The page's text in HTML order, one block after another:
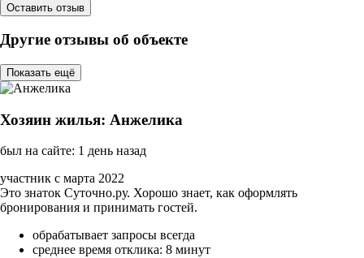
Оставить отзыв
Другие отзывы об объекте
Показать ещё
Хозяин жилья: Анжелика
был на сайте: 1 день назад
участник с марта 2022
Это знаток Суточно.ру. Хорошо знает, как оформлять
бронирования и принимать гостей.
обрабатывает запросы всегда
среднее время отклика: 8 минут